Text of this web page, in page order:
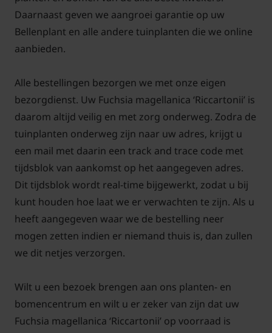
beschut tussen andere planten in de border.
Daarnaast geven we aangroei garantie op uw
Bellenplant en alle andere tuinplanten die we online
aanbieden.
Alle bestellingen bezorgen we met onze eigen
bezorgdienst. Uw Fuchsia magellanica ‘Riccartonii’ is
daarom altijd veilig en met zorg onderweg. Zodra de
tuinplanten onderweg zijn naar uw adres, krijgt u
een mail met daarin een track and trace code met
tijdsblok van aankomst op het aangegeven adres.
Dit tijdsblok wordt real-time bijgewerkt, zodat u bij
kunt houden hoe laat we er verwachten te zijn. Als u
heeft aangegeven waar we de bestelling neer
mogen zetten indien er niemand thuis is, dan zullen
we dit netjes verzorgen.
Wilt u een bezoek brengen aan ons planten- en
bomencentrum en wilt u er zeker van zijn dat uw
Fuchsia magellanica ‘Riccartonii’ op voorraad is